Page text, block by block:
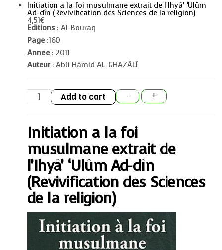
Initiation a la foi musulmane extrait de l’Ihyâ’ ‘Ulûm
Ad-dîn (Revivification des Sciences de la religion)
4,51€
Editions : Al-Bouraq
Page:160
Année : 2011
Auteur : Abû Hâmid AL-GHAZÂLÎ
-
Initiation
la
extrait
de
l'Ihyâ'
'Ulûm
Ad-
dîn
(Revivification
des
Sciences
de
la
religion)
quantity
+
Add to cart
Initiation a la foi
musulmane extrait de
l’Ihyâ’ ‘Ulûm Ad-dîn
(Revivification des Sciences
de la religion)